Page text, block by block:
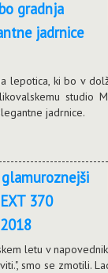
gradnja
jadrnice
lepotica, ki bo v
studio
jadrnice.
370
letu v
smo se zmotili.